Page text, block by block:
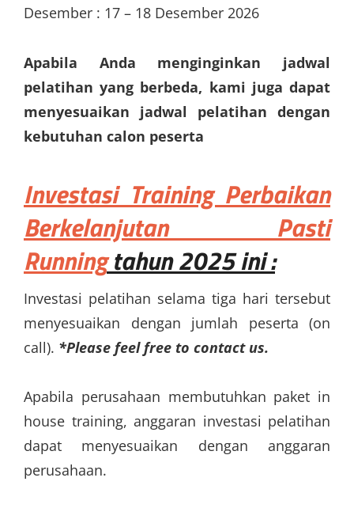
Desember : 17 – 18 Desember 2026
Apabila Anda menginginkan jadwal
pelatihan yang berbeda, kami juga dapat
menyesuaikan jadwal pelatihan dengan
kebutuhan calon peserta
Investasi Training Perbaikan
Berkelanjutan Pasti
Running tahun 2025 ini :
Investasi pelatihan selama tiga hari tersebut
menyesuaikan dengan jumlah peserta (on
call). *Please feel free to contact us.
Apabila perusahaan membutuhkan paket in
house training, anggaran investasi pelatihan
dapat menyesuaikan dengan anggaran
perusahaan.